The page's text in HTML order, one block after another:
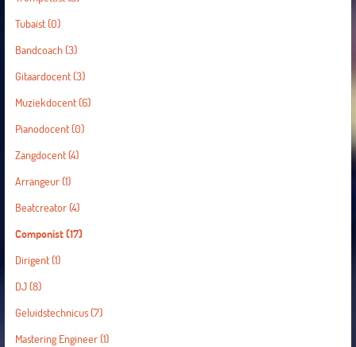
Tubaïst(0)
Bandcoach(3)
Gitaardocent(3)
Muziekdocent(6)
Pianodocent(0)
Zangdocent(4)
Arrangeur(1)
Beatcreator(4)
Componist(17)
Dirigent(1)
DJ(8)
Geluidstechnicus(7)
Mastering Engineer(1)